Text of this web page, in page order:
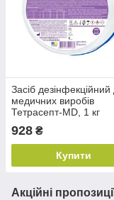
Засіб дезінфекційний
медичних виробів
Тетрасепт-MD, 1 кг
928 ₴
Купити
Акційні